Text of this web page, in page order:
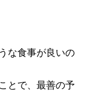
な食事が良いの
とで、最善の予